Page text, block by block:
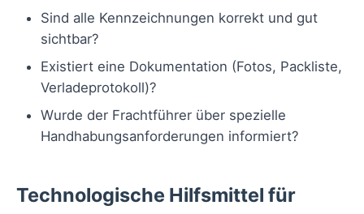
Sind alle Kennzeichnungen korrekt und gut
sichtbar?
Existiert eine Dokumentation (Fotos, Packliste,
Verladeprotokoll)?
Wurde der Frachtführer über spezielle
Handhabungsanforderungen informiert?
Technologische Hilfsmittel für